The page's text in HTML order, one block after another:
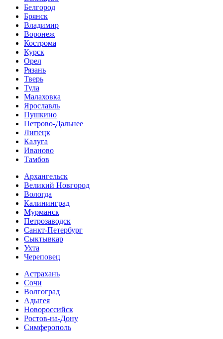
Белгород
Брянск
Владимир
Воронеж
Кострома
Курск
Орел
Рязань
Тверь
Тула
Малаховка
Ярославль
Пушкино
Петрово-Дальнее
Липецк
Калуга
Иваново
Тамбов
Архангельск
Великий Новгород
Вологда
Калининград
Мурманск
Петрозаводск
Санкт-Петербург
Сыктывкар
Ухта
Череповец
Астрахань
Сочи
Волгоград
Адыгея
Новороссийск
Ростов-на-Дону
Симферополь